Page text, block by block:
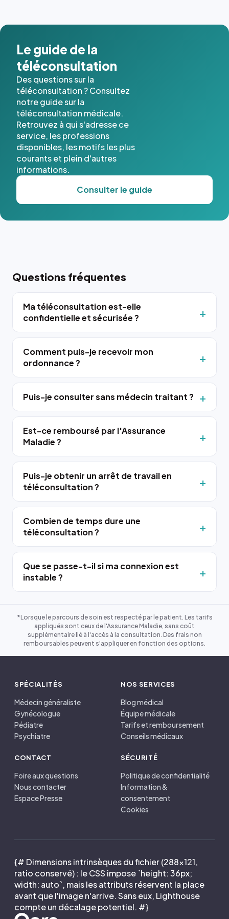
Le guide de la
téléconsultation
Des questions sur la
téléconsultation ? Consultez
notre guide sur la
téléconsultation médicale.
Retrouvez à qui s'adresse ce
service, les professions
disponibles, les motifs les plus
courants et plein d'autres
informations.
Consulter le guide
Questions fréquentes
Ma téléconsultation est-elle
confidentielle et sécurisée ?
Comment puis-je recevoir mon
ordonnance ?
Puis-je consulter sans médecin traitant ?
Est-ce remboursé par l'Assurance
Maladie ?
Puis-je obtenir un arrêt de travail en
téléconsultation ?
Combien de temps dure une
téléconsultation ?
Que se passe-t-il si ma connexion est
instable ?
*Lorsque le parcours de soin est respecté par le patient. Les tarifs
appliqués sont ceux de l'Assurance Maladie, sans coût
supplémentaire lié à l'accès à la consultation. Des frais non
remboursables peuvent s'appliquer en fonction des options.
SPÉCIALITÉS
Médecin généraliste
Gynécologue
Pédiatre
Psychiatre
NOS SERVICES
Blog médical
Équipe médicale
Tarifs et remboursement
Conseils médicaux
CONTACT
Foire aux questions
Nous contacter
Espace Presse
SÉCURITÉ
Politique de confidentialité
Information &
consentement
Cookies
{# Dimensions intrinsèques du fichier (288×121,
ratio conservé) : le CSS impose `height: 36px;
width: auto`, mais les attributs réservent la place
avant que l'image n'arrive. Sans eux, Lighthouse
compte un décalage potentiel. #}